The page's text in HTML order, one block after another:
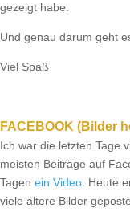
gezeigt habe.
Und genau darum geht
Viel Spaß
FACEBOOK (Bilder
Ich war die letzten Tage
meisten Beiträge auf
Tagen ein Video . Heute
viele ältere Bilder